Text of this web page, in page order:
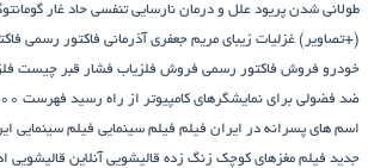
طولانی شدن پریود علل و درمان نارسایی تنفسی حاد غار
(+تصاویر) غزلیات زیبای مریم جعفری آذرمانی فاکتور رسمی
خودرو فروش فاکتور رسمی فروش فلزیاب فشار قبر چیست
ضد فضولی برای نمایشگرهای کامپیوتر از راه رسید
اسم های پسرانه در ایران فیلم فیلم سینمایی فیلم سینمایی
جدید فیلم مغزهای کوچک زنگ زده قالیشویی آنلاین قالیشویی